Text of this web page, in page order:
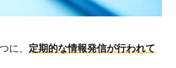
に、 定期的な情報発信が行われて